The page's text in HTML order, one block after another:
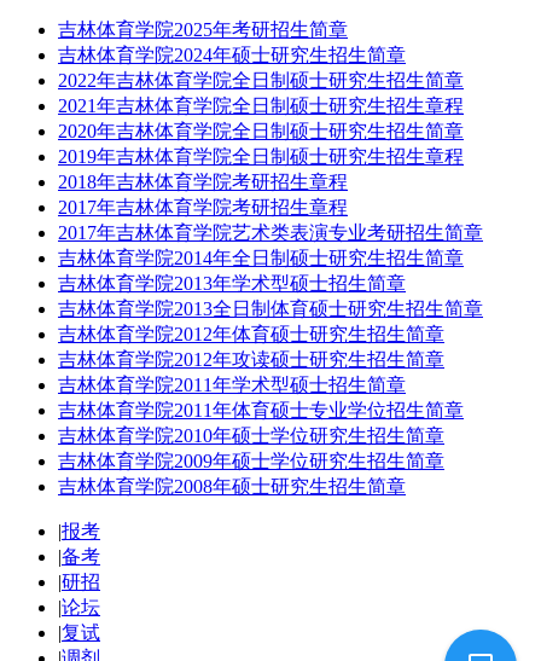
吉林体育学院2025年考研招生简章
吉林体育学院2024年硕士研究生招生简章
2022年吉林体育学院全日制硕士研究生招生简章
2021年吉林体育学院全日制硕士研究生招生章程
2020年吉林体育学院全日制硕士研究生招生简章
2019年吉林体育学院全日制硕士研究生招生章程
2018年吉林体育学院考研招生章程
2017年吉林体育学院考研招生章程
2017年吉林体育学院艺术类表演专业考研招生简章
吉林体育学院2014年全日制硕士研究生招生简章
吉林体育学院2013年学术型硕士招生简章
吉林体育学院2013全日制体育硕士研究生招生简章
吉林体育学院2012年体育硕士研究生招生简章
吉林体育学院2012年攻读硕士研究生招生简章
吉林体育学院2011年学术型硕士招生简章
吉林体育学院2011年体育硕士专业学位招生简章
吉林体育学院2010年硕士学位研究生招生简章
吉林体育学院2009年硕士学位研究生招生简章
吉林体育学院2008年硕士研究生招生简章
|报考
|备考
|研招
|论坛
|复试